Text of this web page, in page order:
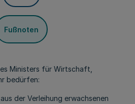
Fußnoten
Ministers für Wirtschaft,
bedürfen:
der Verleihung erwachsenen